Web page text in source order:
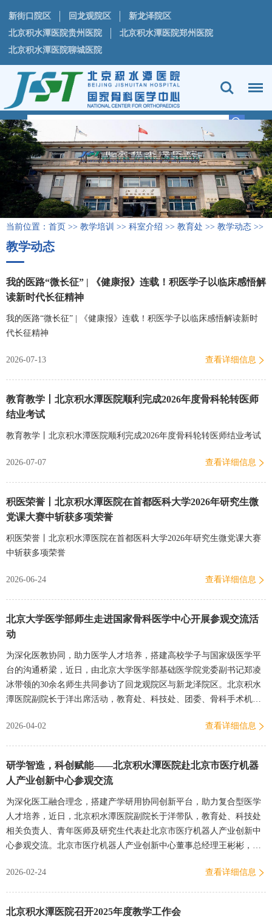
新街口院区 回龙观院区
新龙泽院区
北京积水潭医院贵州医院
北京积水潭医院郑州医院
北京积水潭医院聊城医院
当前位置： 首页 >> 教学培训 >> 科室介绍 >> 教育处 >> 教学动态 >>
列表
教学动态
我的医路“微长征” | 《健康报》连载！积医学子以临床感悟解
读新时代长征精神
我的医路“微长征” | 《健康报》连载！积医学子以临床感悟解读新时
代长征精神
2026-07-13 查看详细信息
教育教学丨北京积水潭医院顺利完成2026年度骨科轮转医师
结业考试
教育教学丨北京积水潭医院顺利完成2026年度骨科轮转医师结业考试
2026-07-07 查看详细信息
积医荣誉丨北京积水潭医院在首都医科大学2026年研究生微
党课大赛中斩获多项荣誉
积医荣誉丨北京积水潭医院在首都医科大学2026年研究生微党课大赛
中斩获多项荣誉
2026-06-24 查看详细信息
北京大学医学部师生走进国家骨科医学中心开展参观交流活
动
为深化医教协同，助力医学人才培养，搭建高校学子与国家级医学平
台的沟通桥梁，近日，由北京大学医学部基础医学院党委副书记郑凌
冰带领的30余名师生共同参访了回龙观院区与新龙泽院区。北京积水
潭医院副院长于洋出席活动，教育处、科技处、团委、骨科手术机器
参…
2026-04-02 查看详细信息
研学智造，科创赋能——北京积水潭医院赴北京市医疗机器
人产业创新中心参观交流
为深化医工融合理念，搭建产学研用协同创新平台，助力复合型医学
人才培养，近日，北京积水潭医院副院长于洋带队，教育处、科技处
相关负责人、青年医师及研究生代表赴北京市医疗机器人产业创新中
心参观交流。北京市医疗机器人产业创新中心董事总经理王彬彬，副
技…
2026-02-24 查看详细信息
北京积水潭医院召开2025年度教学工作会